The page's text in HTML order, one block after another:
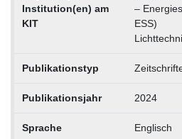
Institution(en) am
KIT
–
ESS)
Publikationstyp
Publikationsjahr 2024
Sprache Englisch